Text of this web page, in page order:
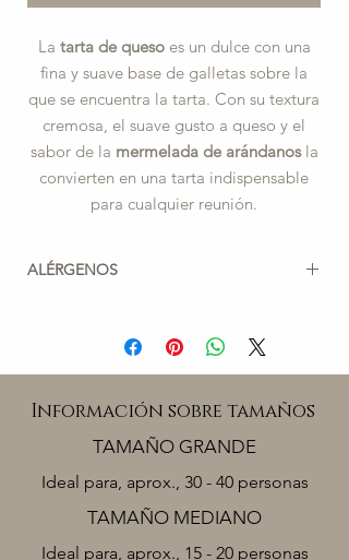
La tarta de quesoes un dulce con una
fina y suave base de galletas sobre la
que se encuentra la tarta. Con su textura
cremosa, el suave gusto a queso y el
sabor de la mermelada de arándanosla
convierten en una tarta indispensable
para cualquier reunión.
ALÉRGENOS
TRIGO, LECHE, HUEVO, SOJA,
AVELLANAS.
GRANOS, OTROS FRUTOS SECOS,
ESPECIAS.
Para TARTA DE QUESO CON
Información sobre tamaños
TAMAÑO GRANDE
Ideal para, aprox., 30 - 40 personas
TAMAÑO MEDIANO
Ideal para, aprox., 15 - 20 personas